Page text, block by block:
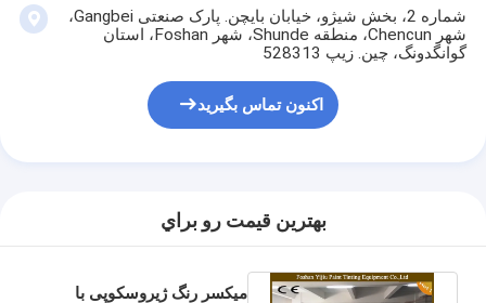
شماره 2، بخش شیژو، خیابان بایچن. پارک صنعتی Gangbei،
شهر Chencun، منطقه Shunde، شهر Foshan، استان
گوانگدونگ، چین. زیپ 528313
اکنون تماس بگیرید
بهترين قيمت رو براي
میکسر رنگ ژیروسکوپی با